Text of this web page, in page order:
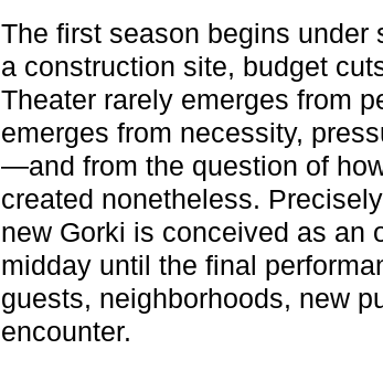
The first season begins under
a construction site, budget
Theater rarely emerges from
emerges from necessity,
—and from the question of
created nonetheless.
new Gorki is conceived as an
midday until the final
guests, neighborhoods, new
encounter.